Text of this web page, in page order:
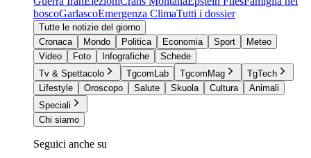
boscoGarlascoEmergenza ClimaTutti i dossier
Tutte le notizie del giorno
Cronaca
Mondo Politica Economia Sport
Meteo
Video
Foto Infografiche
Schede
Tv & Spettacolo
TgcomLab TgcomMag
TgTech
Lifestyle
Oroscopo Salute Skuola Cultura
Animali
Speciali
Chi siamo
Seguici anche su